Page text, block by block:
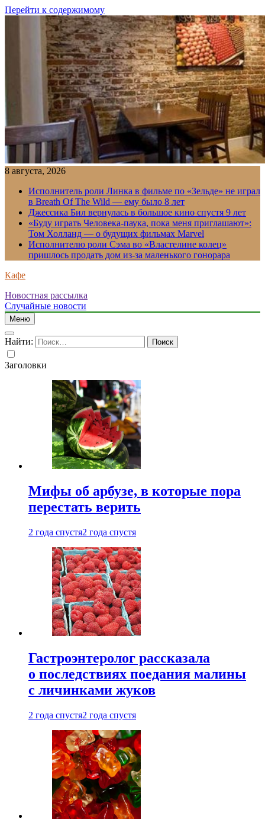
Перейти к содержимому
8 августа, 2026
Исполнитель роли Линка в фильме по «Зельде» не играл
в Breath Of The Wild — ему было 8 лет
Джессика Бил вернулась в большое кино спустя 9 лет
«Буду играть Человека-паука, пока меня приглашают»:
Том Холланд — о будущих фильмах Marvel
Исполнителю роли Сэма во «Властелине колец»
пришлось продать дом из-за маленького гонорара
Кафе
Новостная рассылка
Случайные новости
Меню
Найти:
Заголовки
Мифы об арбузе, в которые пора
перестать верить
2 года спустя2 года спустя
Гастроэнтеролог рассказала
о последствиях поедания малины
с личинками жуков
2 года спустя2 года спустя